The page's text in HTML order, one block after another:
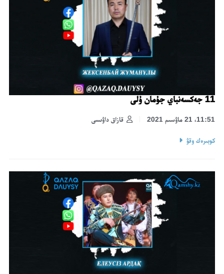
11 جەكسەنباي جۇمان ۇلى
قازاق داۋىسى 11:51، 21 ماۋسىم 2021
كوبىرەك وقۋ